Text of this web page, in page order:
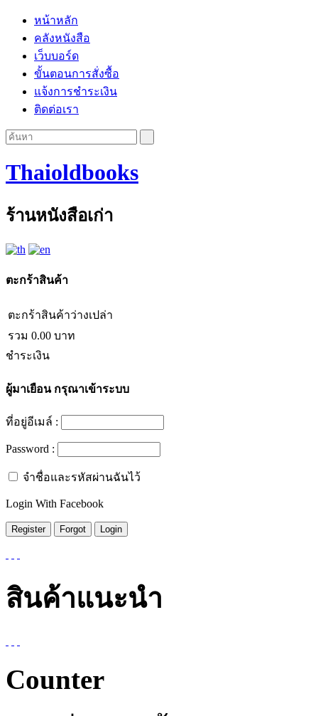
หน้าหลัก
คลังหนังสือ
เว็บบอร์ด
ขั้นตอนการสั่งซื้อ
แจ้งการชำระเงิน
ติดต่อเรา
Thaioldbooks
ร้านหนังสือเก่า
ตะกร้าสินค้า
ตะกร้าสินค้าว่างเปล่า
รวม 0.00 บาท
ชำระเงิน
ผู้มาเยือนกรุณาเข้าระบบ
ที่อยู่อีเมล์ :
Password :
จำชื่อและรหัสผ่านฉันไว้
Login With Facebook
สินค้าแนะนำ
Counter